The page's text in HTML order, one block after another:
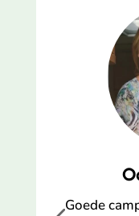
Goede